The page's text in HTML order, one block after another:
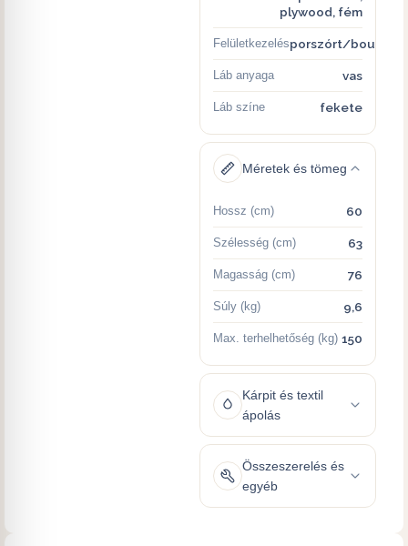
plywood, fém
Felületkezelésporszórt/bouclé
Láb anyaga vas
Láb színe fekete
Méretek és tömeg
Hossz (cm) 60
Szélesség (cm) 63
Magasság (cm) 76
Súly (kg) 9,6
Max. terhelhetőség (kg) 150
Kárpit és textil
ápolás
Összeszerelés és
egyéb